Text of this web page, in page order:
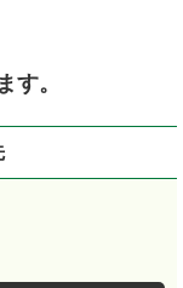
す。